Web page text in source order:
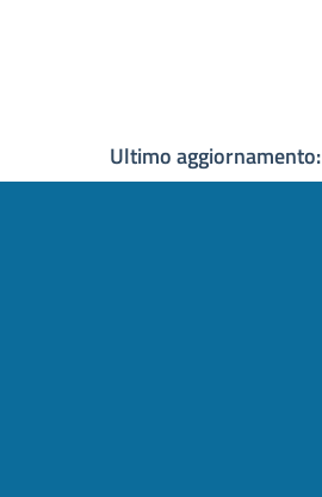
Ultimo aggiornamento: